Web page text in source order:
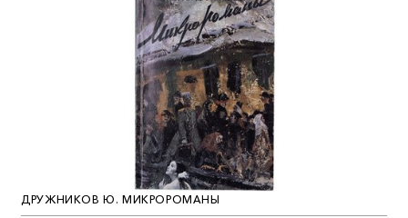
ДРУЖНИКОВ Ю. МИКРОРОМАНЫ